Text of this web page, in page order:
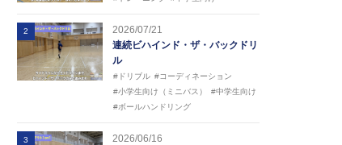
2
2026/07/21
連続ビハインド・ザ・バックドリ
ル
#ドリブル #コーディネーション
#小学生向け（ミニバス）
#中学生向け
#ボールハンドリング
3
2026/06/16